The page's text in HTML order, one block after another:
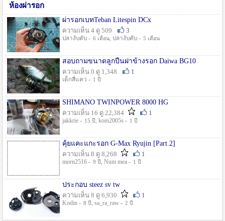
ห้องผ่ารอก
ผ่ารอกเบทTeban Litespin DCx
ความเห็น 4 ดู 509
3
ปลางับคับ - 6 เดือน, ปลางับคับ - 5 เดือน
สอบถามขนาดลูกปืนฝาข้างรอก Daiwa BG10
ความเห็น 0 ดู 1,348
1
เด็กสี่แคว - 1 ปี
SHIMANO TWINPOWER 8000 HG
ความเห็น 16 ดู 22,384
1
jakkrie - 15 ปี , kom2005s - 1 ปี
คุ้ยแคะแกะรอก G-Max Ryujin [Part.2]
ความเห็น 8 ดู 8,268
1
morn2516 - 9 ปี , Num mea - 1 ปี
ประกอบ steez sv tw
ความเห็น 8 ดู 6,930
1
Kodin - 8 ปี , sa_ra_raw - 2 ปี